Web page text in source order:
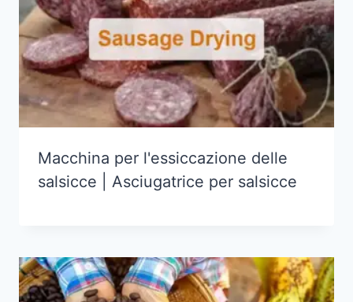
Macchina per l'essiccazione delle
salsicce | Asciugatrice per salsicce